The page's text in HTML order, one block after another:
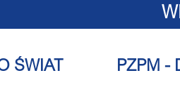
ŚWIAT PZPM -